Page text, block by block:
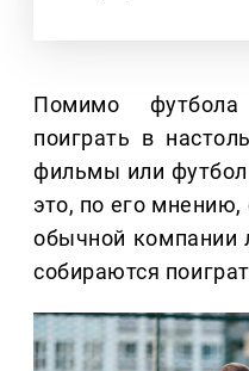
Помимо футбола
поиграть в
фильмы или
это, по его мнению,
обычной компании
собираются